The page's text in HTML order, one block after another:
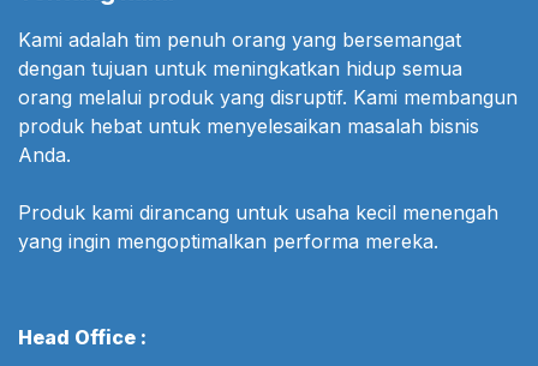
Kami adalah tim penuh orang yang bersemangat
dengan tujuan untuk meningkatkan hidup semua
orang melalui produk yang disruptif. Kami membangun
produk hebat untuk menyelesaikan masalah bisnis
Anda.
Produk kami dirancang untuk usaha kecil menengah
yang ingin mengoptimalkan performa mereka.
Head Office :